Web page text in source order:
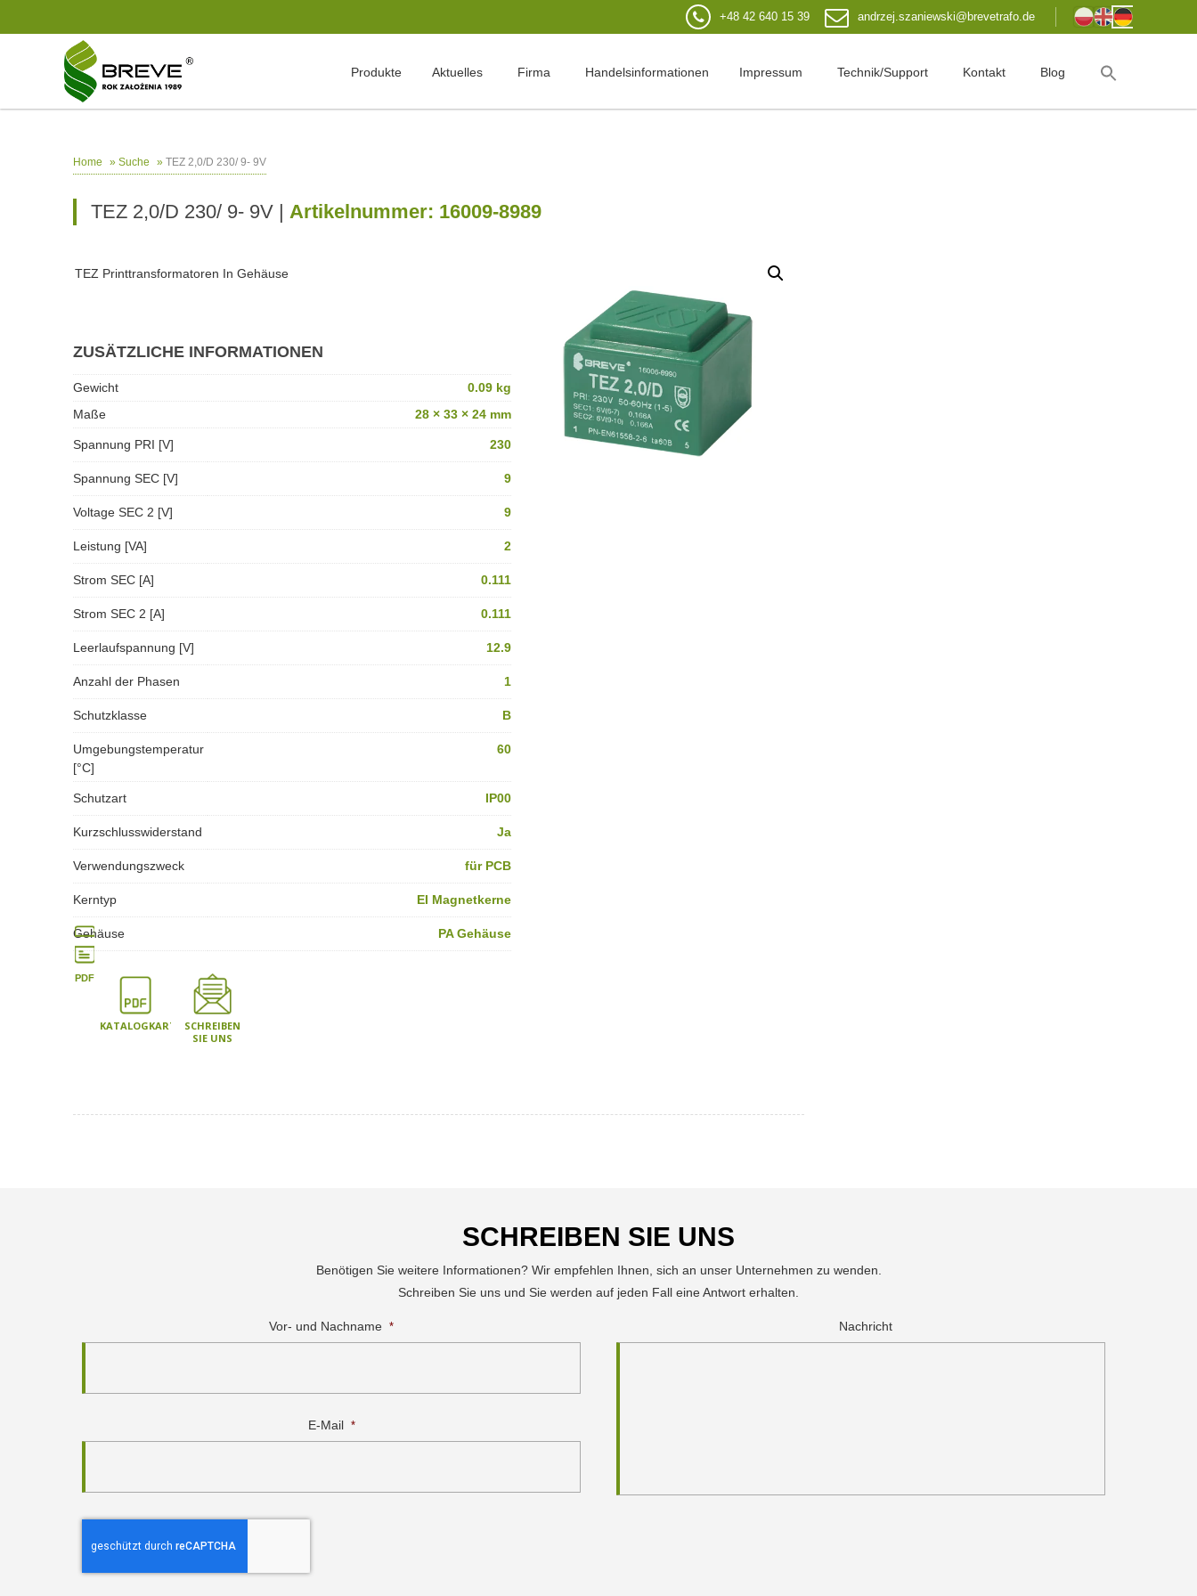
+48 42 640 15 39 andrzej.szaniewski@brevetrafo.de
Produkte Aktuelles Firma Handelsinformationen Impressum Technik/Support Kontakt Blog
Home » Suche » TEZ 2,0/D 230/ 9- 9V
TEZ 2,0/D 230/ 9- 9V | Artikelnummer: 16009-8989
TEZ Printtransformatoren In Gehäuse
ZUSÄTZLICHE INFORMATIONEN
Gewicht
0.09 kg
Maße
28 × 33 × 24 mm
Spannung PRI [V] 230
Spannung SEC [V] 9
Voltage SEC 2 [V] 9
Leistung [VA] 2
Strom SEC [A] 0.111
Strom SEC 2 [A] 0.111
Leerlaufspannung [V] 12.9
Anzahl der Phasen 1
Schutzklasse B
Umgebungstemperatur
[°C]
60
Schutzart IP00
Kurzschlusswiderstand Ja
Verwendungszweck für PCB
Kerntyp EI Magnetkerne
Gehäuse PA Gehäuse
PDF
KATALOGKARTE
SCHREIBEN
SIE UNS
SCHREIBEN SIE UNS
Benötigen Sie weitere Informationen? Wir empfehlen Ihnen, sich an unser Unternehmen zu wenden.
Schreiben Sie uns und Sie werden auf jeden Fall eine Antwort erhalten.
Vor- und Nachname *
E-Mail *
Nachricht